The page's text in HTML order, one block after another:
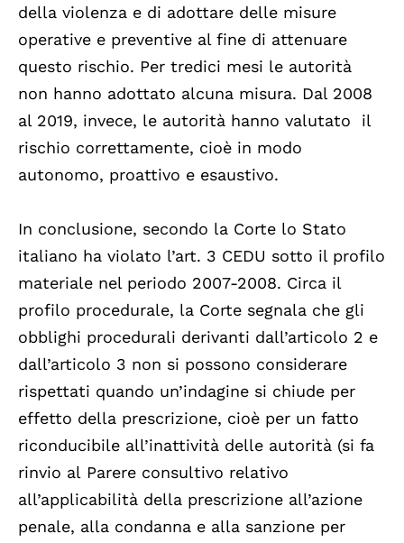
della violenza e di adottare delle misure
operative e preventive al fine di attenuare
questo rischio. Per tredici mesi le autorità
non hanno adottato alcuna misura. Dal 2008
al 2019, invece, le autorità hanno valutato il
rischio correttamente, cioè in modo
autonomo, proattivo e esaustivo.
In conclusione, secondo la Corte lo Stato
italiano ha violato l’art. 3 CEDU sotto il profilo
materiale nel periodo 2007-2008. Circa il
profilo procedurale, la Corte segnala che gli
obblighi procedurali derivanti dall’articolo 2 e
dall’articolo 3 non si possono considerare
rispettati quando un’indagine si chiude per
effetto della prescrizione, cioè per un fatto
riconducibile all’inattività delle autorità (si fa
rinvio al Parere consultivo relativo
all’applicabilità della prescrizione all’azione
penale, alla condanna e alla sanzione per